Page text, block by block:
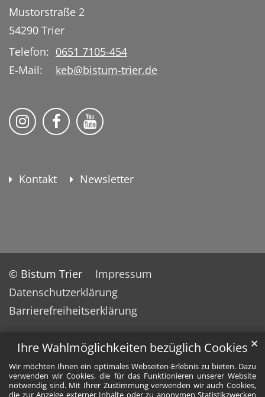
Ihre Wahlmöglichkeiten bezüglich Cookies
Wir möchten Ihnen ein optimales Webseiten-Erlebnis zu bieten. Dazu
verwenden wir Cookies, die für das Funktionieren unserer Website
notwendig sind. Mit Ihrer Zustimmung verwenden wir auch Cookies,
die zur Anzeige externer Inhalte oder zu anonymen Statistikzwecken
✕
Mustorstraße 2
54290 Trier
Telefon: 0651 7105-454
E-Mail:
keb@bistum-trier.de
KEB Bildung Leben auf Instagram
KEB Bildung Leben auf Facebook
KEB Bildung Leben auf
Kontakt Newsletter
© Bistum Trier
Impressum
Datenschutzerklärung
Barrierefreiheitserklärung